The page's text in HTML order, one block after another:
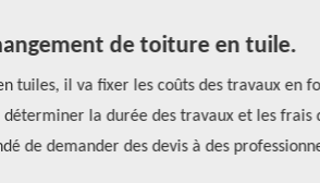
de toiture en tuile.
tuiles, il va fixer les coûts des travaux en
la durée des travaux et les
de demander des devis à des